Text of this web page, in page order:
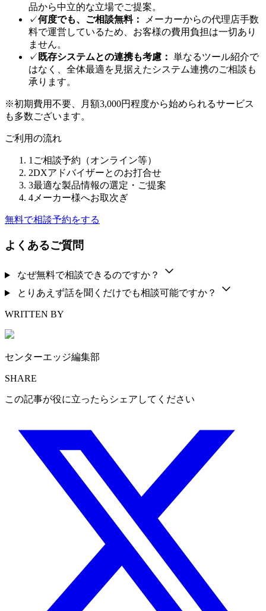
品から中立的な立場でご提案。
✓何度でも、ご相談無料：
メーカーからの代理店手数
料で運営しているため、お客様の費用負担は一切あり
ません。
✓ 既存システムとの連携も考慮： 単なるツール紹介で
はなく、全体最適を見据えたシステム連携のご相談も
承ります。
※初期費用不要、月額3,000円程度から始められるサービス
も多数ございます。
ご利用の流れ
1 ご相談予約（オンライン等）
2DXアドバイザーとのお打合せ
3最適な製品情報の選定・ご提案
4 メーカー様へお取次ぎ
無料で相談予約をする
よくあるご質問
なぜ無料で相談できるのですか？
とりあえず話を聞くだけでも相談可能ですか？
WRITTEN BY
センターエッジ編集部
SHARE
この記事が役に立ったらシェアしてください